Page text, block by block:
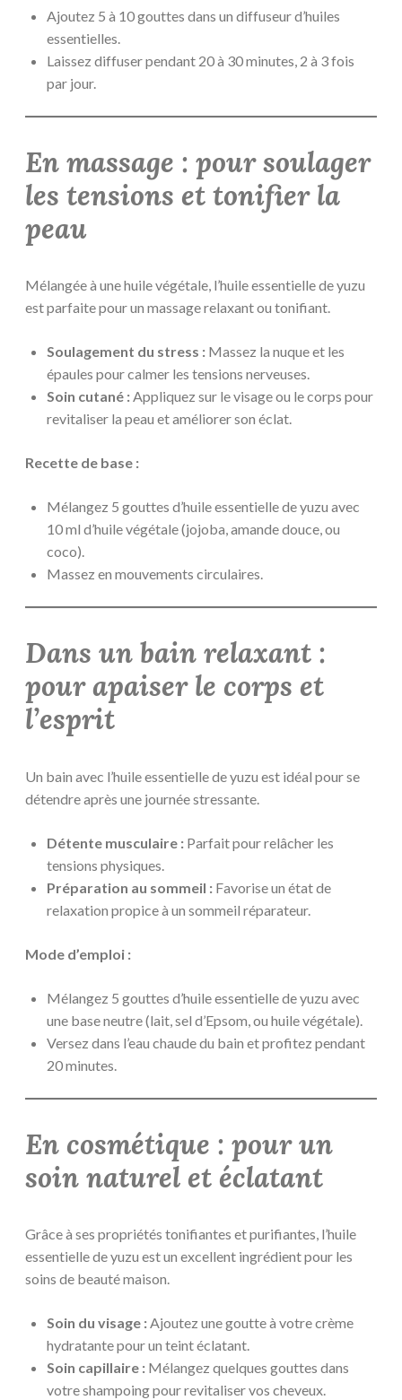
Ajoutez 5 à 10 gouttes dans un diffuseur d’huiles
essentielles.
Laissez diffuser pendant 20 à 30 minutes, 2 à 3 fois
par jour.
En massage : pour soulager
les tensions et tonifier la
peau
Mélangée à une huile végétale, l’huile essentielle de yuzu
est parfaite pour un massage relaxant ou tonifiant.
Soulagement du stress : Massez la nuque et les
épaules pour calmer les tensions nerveuses.
Soin cutané :Appliquez sur le visage ou le corps pour
revitaliser la peau et améliorer son éclat.
Recette de base :
Mélangez 5 gouttes d’huile essentielle de yuzu avec
10 ml d’huile végétale (jojoba, amande douce, ou
coco).
Massez en mouvements circulaires.
Dans un bain relaxant :
pour apaiser le corps et
l’esprit
Un bain avec l’huile essentielle de yuzu est idéal pour se
détendre après une journée stressante.
Détente musculaire : Parfait pour relâcher les
tensions physiques.
Préparation au sommeil : Favorise un état de
relaxation propice à un sommeil réparateur.
Mode d’emploi :
Mélangez 5 gouttes d’huile essentielle de yuzu avec
une base neutre (lait, sel d’Epsom, ou huile végétale).
Versez dans l’eau chaude du bain et profitez pendant
20 minutes.
En cosmétique : pour un
soin naturel et éclatant
Grâce à ses propriétés tonifiantes et purifiantes, l’huile
essentielle de yuzu est un excellent ingrédient pour les
soins de beauté maison.
Soin du visage :Ajoutez une goutte à votre crème
hydratante pour un teint éclatant.
Soin capillaire : Mélangez quelques gouttes dans
votre shampoing pour revitaliser vos cheveux.